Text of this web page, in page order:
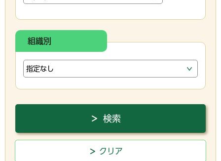
組織別